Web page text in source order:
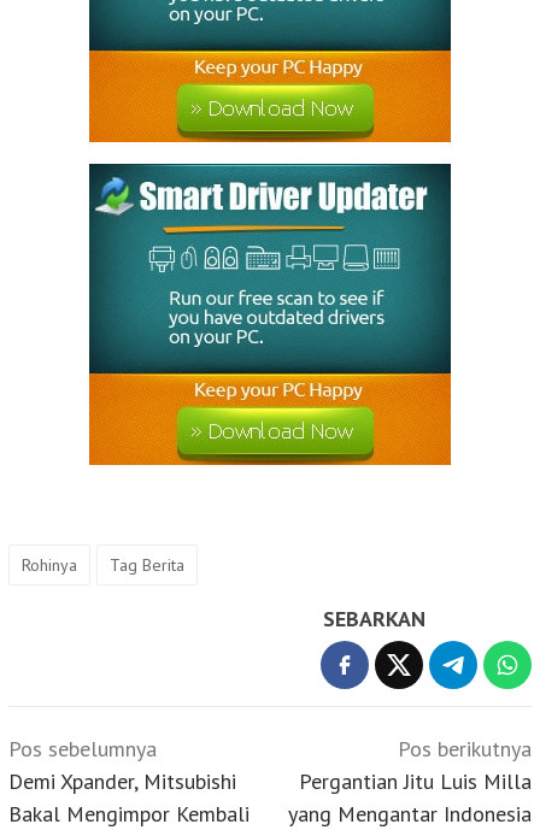
Rohinya Tag Berita
SEBARKAN
Navigasi
pos
Pos sebelumnya
Demi Xpander, Mitsubishi
Bakal Mengimpor Kembali
Pos berikutnya
Pergantian Jitu Luis Milla
yang Mengantar Indonesia